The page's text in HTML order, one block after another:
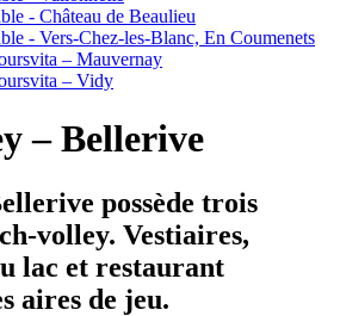
- Château de Beaulieu
- Vers-Chez-les-Blanc, En Coumenets
– Mauvernay
– Vidy
– Bellerive
possède trois
volley. Vestiaires,
lac et restaurant
aires de jeu.